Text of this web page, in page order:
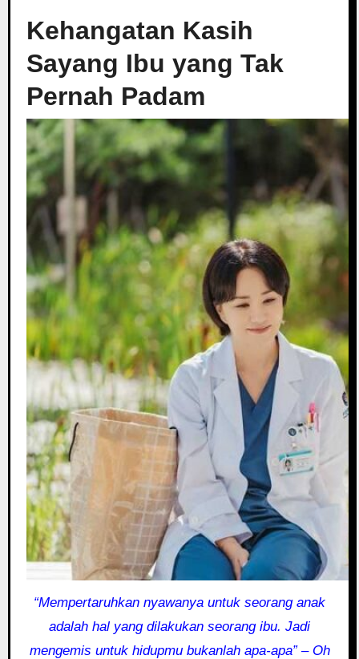
Kehangatan Kasih
Sayang Ibu yang Tak
Pernah Padam
“Mempertaruhkan nyawanya untuk seorang anak
adalah hal yang dilakukan seorang ibu. Jadi
mengemis untuk hidupmu bukanlah apa-apa” – Oh